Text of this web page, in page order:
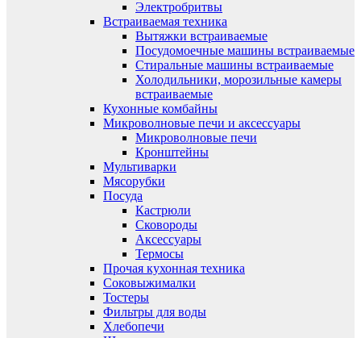
Электробритвы
Встраиваемая техника
Вытяжки встраиваемые
Посудомоечные машины встраиваемые
Стиральные машины встраиваемые
Холодильники, морозильные камеры
встраиваемые
Кухонные комбайны
Микроволновые печи и аксессуары
Микроволновые печи
Кронштейны
Мультиварки
Мясорубки
Посуда
Кастрюли
Сковороды
Аксессуары
Термосы
Прочая кухонная техника
Соковыжималки
Тостеры
Фильтры для воды
Хлебопечи